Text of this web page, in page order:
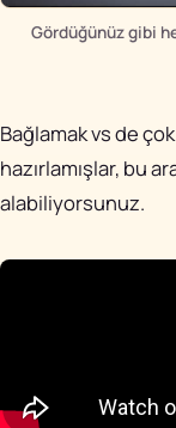
Gördüğünüz gibi
Bağlamak vs de
hazırlamışlar, bu
alabiliyorsunuz.